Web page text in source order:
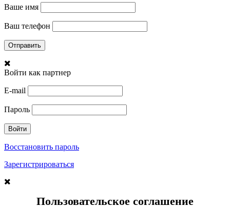
Ваше имя
Ваш телефон
Войти как партнер
E-mail
Пароль
Восстановить пароль
Зарегистрироваться
Пользовательское соглашение